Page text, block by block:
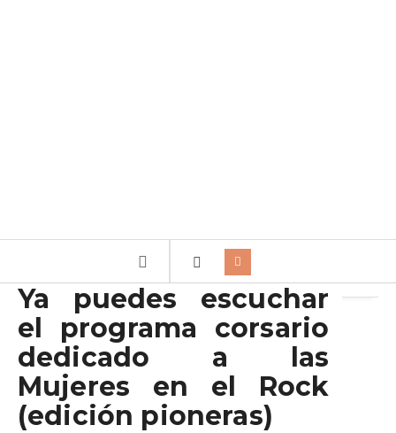
Ya puedes escuchar
el programa corsario
dedicado a las
Mujeres en el Rock
(edición pioneras)